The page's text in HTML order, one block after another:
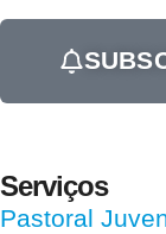
Serviços
Pastoral